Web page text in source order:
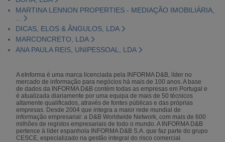
MARTINA LENNON PROPERTIES - MEDIAÇÃO IMOBILIÁRIA,
DICAS, ELOS & ÂNGULOS, LDA
MARCONCRETO, LDA
ANA PAULA REIS, UNIPESSOAL, LDA
A eInforma é uma marca licenciada pela INFORMA D&B, líder no
mercado de informação para negócios há mais de 100 anos. A base
de dados da INFORMA D&B contém todas as empresas em Portugal e
é atualizada diariamente por uma equipa de mais de 50 técnicos
altamente qualificados, através de fontes públicas e das próprias
empresas. Desde 2004 que integra a maior rede mundial de
informação empresarial: a D&B Worldwide Network, com mais de 600
milhões de registos empresariais de todo o mundo. A INFORMA D&B
pertence à líder espanhola INFORMA D&B S.A. que faz parte do grupo
CESCE, especializado na gestão integral do risco comercial.